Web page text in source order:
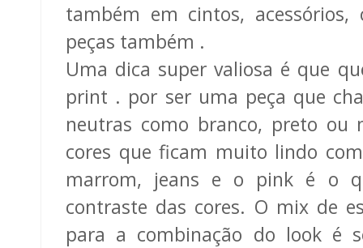
também em cintos,
peças também .
Uma dica super valiosa é que
print . por ser uma peça que
neutras como branco, preto
cores que ficam muito lindo
marrom, jeans e o pink é o
contraste das cores. O mix de
para a combinação do look é